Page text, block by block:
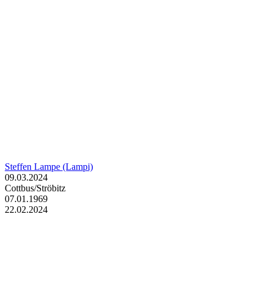
Steffen Lampe (Lampi)
09.03.2024
Cottbus/Ströbitz
07.01.1969
22.02.2024